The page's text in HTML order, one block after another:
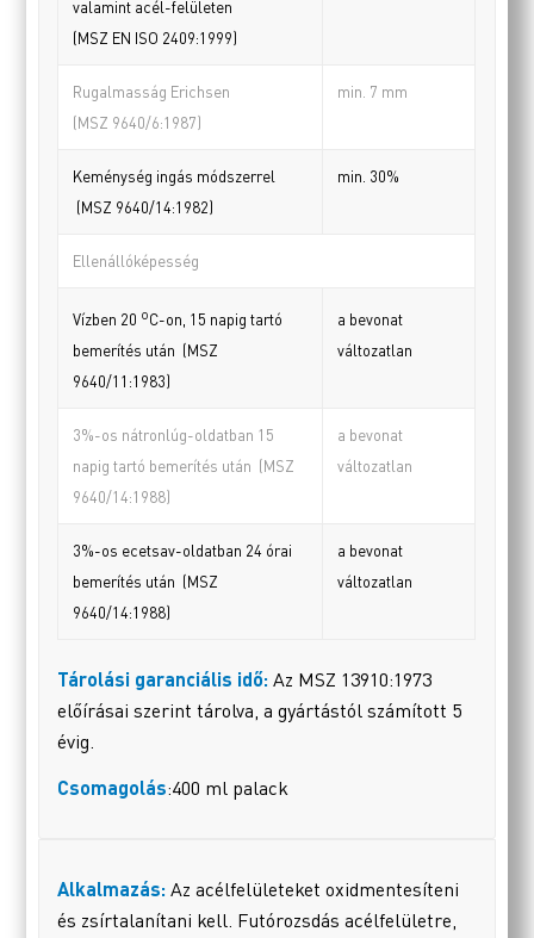
valamint acél-felületen
(MSZ EN ISO 2409:1999)
Rugalmasság Erichsen
(MSZ 9640/6:1987)
min. 7 mm
Keménység ingás módszerrel
(MSZ 9640/14:1982)
min. 30%
Ellenállóképesség
Vízben 20 oC-on, 15 napig tartó
bemerítés után (MSZ
9640/11:1983)
a bevonat
változatlan
3%-os nátronlúg-oldatban 15
napig tartó bemerítés után (MSZ
9640/14:1988)
a bevonat
változatlan
3%-os ecetsav-oldatban 24 órai
bemerítés után (MSZ
9640/14:1988)
a bevonat
változatlan
Tárolási garanciális idő: Az MSZ 13910:1973
előírásai szerint tárolva, a gyártástól számított 5
évig.
Csomagolás:400 ml palack
Alkalmazás:Az acélfelületeket oxidmentesíteni
és zsírtalanítani kell. Futórozsdás acélfelületre,